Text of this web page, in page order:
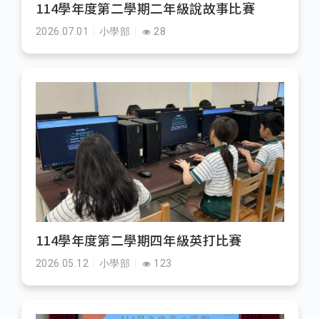
114學年度第二學期二年級說故事比賽
2026.07.01 小學部 28
114學年度第二學期四年級英打比賽
2026.05.12 小學部 123